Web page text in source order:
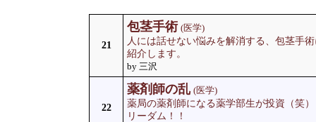
21
包茎手術 (医学)
人には話せない悩みを解消する、包茎手
紹介します。
by 三沢
22
薬剤師の乱 (医学)
薬局の薬剤師になる薬学部生が投資（笑
リーダム！！